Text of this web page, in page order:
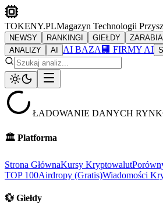
TOKENY.PLMagazyn Technologii
NEWSY RANKINGI GIEŁDY
ANALIZY
AI AI BAZA 🏢 FIRMY AI
ŁADOWANIE DANYCH
🏛️ Platforma
Strona GłównaKursy Kryptowalut
TOP 100Airdropy (Gratis)Wiadomości
💱 Giełdy